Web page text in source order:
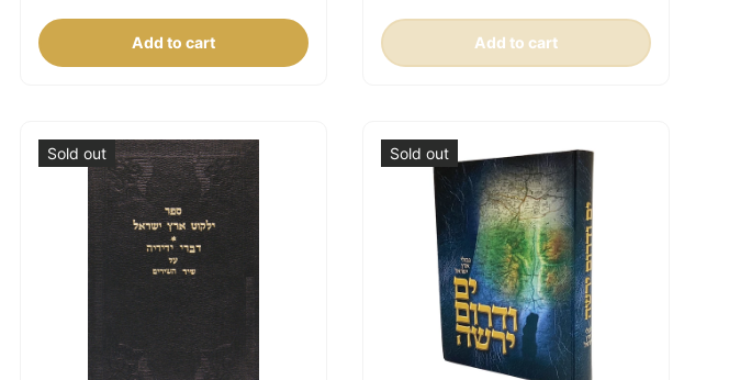
Add to cart Add to cart
Sold out Sold out